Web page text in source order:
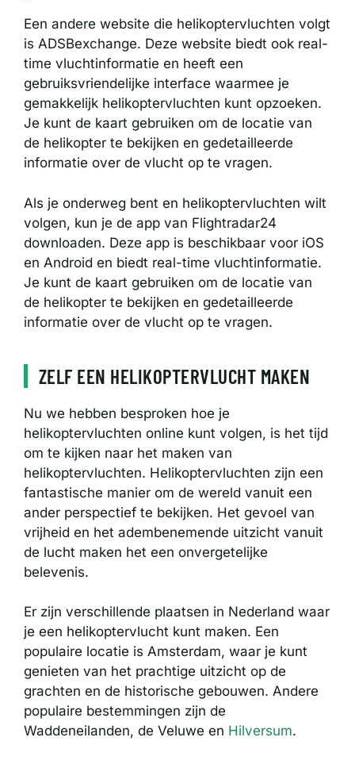
Een andere website die helikoptervluchten volgt
is ADSBexchange. Deze website biedt ook real-
time vluchtinformatie en heeft een
gebruiksvriendelijke interface waarmee je
gemakkelijk helikoptervluchten kunt opzoeken.
Je kunt de kaart gebruiken om de locatie van
de helikopter te bekijken en gedetailleerde
informatie over de vlucht op te vragen.
Als je onderweg bent en helikoptervluchten wilt
volgen, kun je de app van Flightradar24
downloaden. Deze app is beschikbaar voor iOS
en Android en biedt real-time vluchtinformatie.
Je kunt de kaart gebruiken om de locatie van
de helikopter te bekijken en gedetailleerde
informatie over de vlucht op te vragen.
ZELF EEN HELIKOPTERVLUCHT MAKEN
Nu we hebben besproken hoe je
helikoptervluchten online kunt volgen, is het tijd
om te kijken naar het maken van
helikoptervluchten. Helikoptervluchten zijn een
fantastische manier om de wereld vanuit een
ander perspectief te bekijken. Het gevoel van
vrijheid en het adembenemende uitzicht vanuit
de lucht maken het een onvergetelijke
belevenis.
Er zijn verschillende plaatsen in Nederland waar
je een helikoptervlucht kunt maken. Een
populaire locatie is Amsterdam, waar je kunt
genieten van het prachtige uitzicht op de
grachten en de historische gebouwen. Andere
populaire bestemmingen zijn de
Waddeneilanden, de Veluwe en Hilversum.